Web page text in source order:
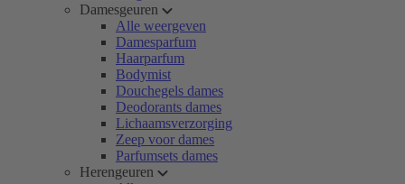
Damesgeuren
Alle weergeven
Damesparfum
Haarparfum
Bodymist
Douchegels dames
Deodorants dames
Lichaamsverzorging
Zeep voor dames
Parfumsets dames
Herengeuren